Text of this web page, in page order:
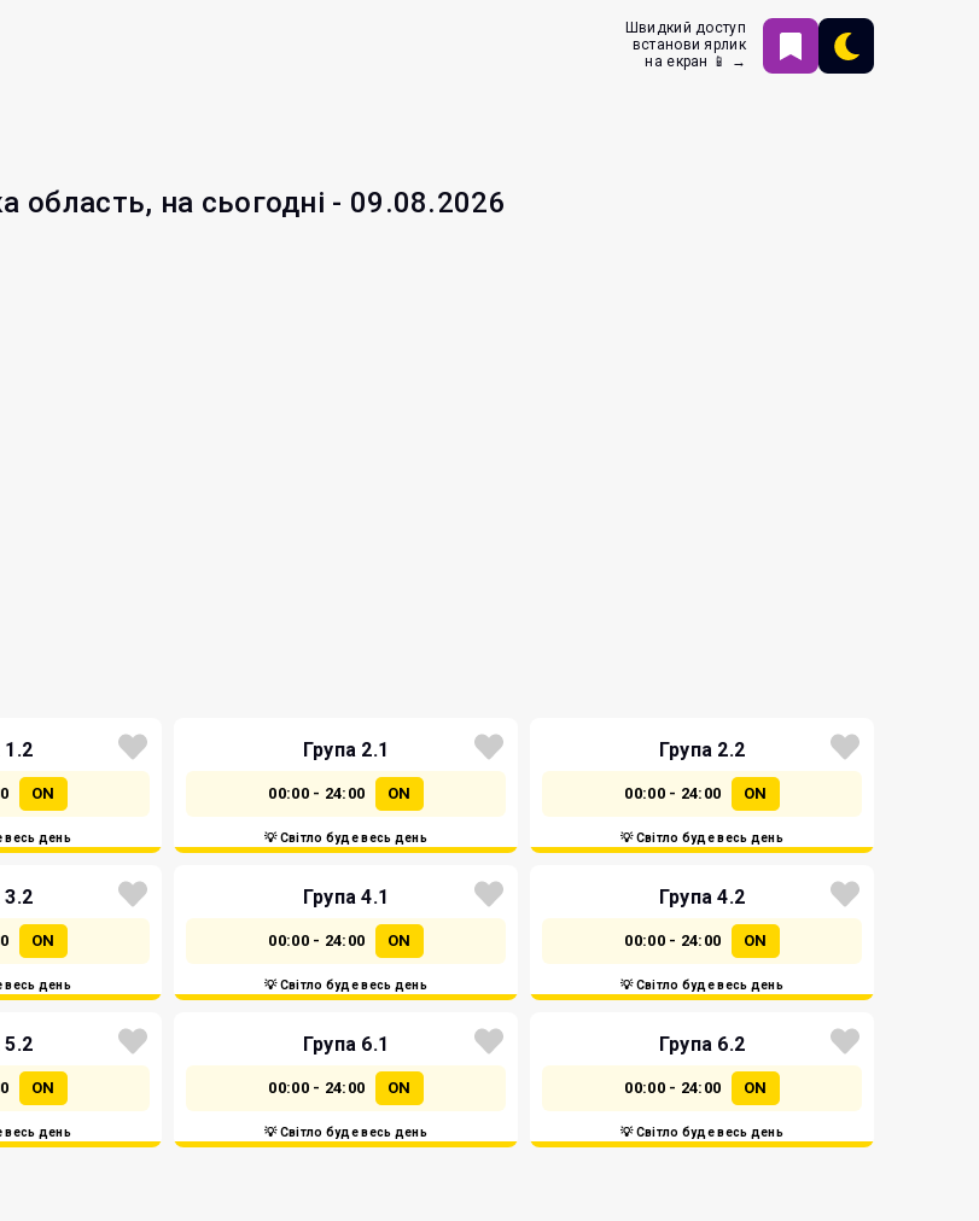
Швидкий доступ
встанови ярлик
на екран 📱 →
область, на сьогодні - 09.08.2026
1.2
ON
весь день
Група 2.1
00:00 - 24:00 ON
💡 Світло буде весь день
Група 2.2
00:00 - 24:00 ON
💡 Світло буде весь день
3.2
ON
весь день
Група 4.1
00:00 - 24:00 ON
💡 Світло буде весь день
Група 4.2
00:00 - 24:00 ON
💡 Світло буде весь день
5.2
ON
весь день
Група 6.1
00:00 - 24:00 ON
💡 Світло буде весь день
Група 6.2
00:00 - 24:00 ON
💡 Світло буде весь день